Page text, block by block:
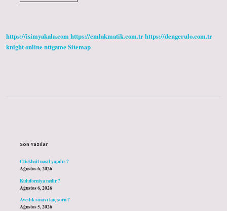
https://isimyakala.comhttps://emlakmatik.com.trhttps://dengerulo.com.tr
knight onlinenttgameSitemap
Son Yazılar
Clickbait nasıl yapılır ?
Ağustos 6, 2026
Kuluforniya nedir ?
Ağustos 6, 2026
Avcılık sınavı kaç soru ?
Ağustos 5, 2026